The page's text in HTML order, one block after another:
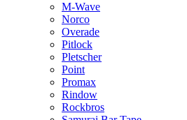
M-Wave
Norco
Overade
Pitlock
Pletscher
Point
Promax
Rindow
Rockbros